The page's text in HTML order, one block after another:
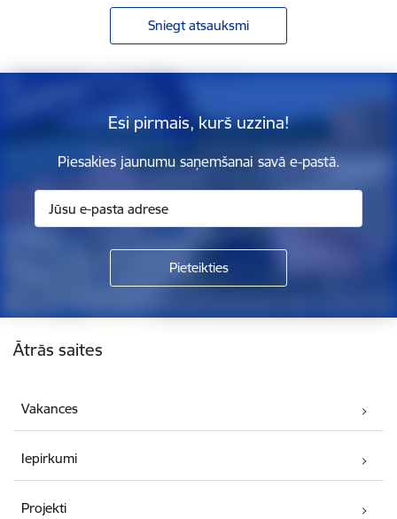
Sniegt atsauksmi
Esi pirmais, kurš uzzina!
Piesakies jaunumu saņemšanai savā e-pastā.
Ātrās saites
Vakances
Iepirkumi
Projekti